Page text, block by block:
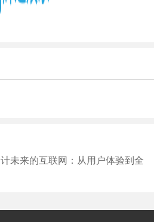
未来的互联网：从用户体验到全